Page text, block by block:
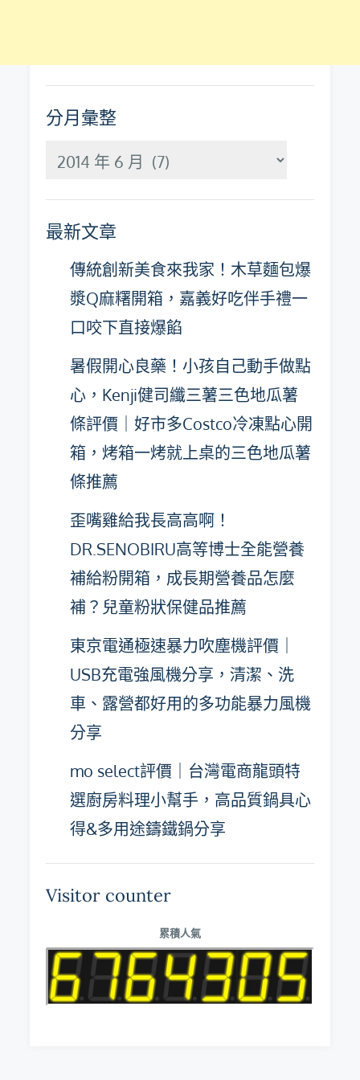
分月彙整
分
整
最新文章
傳統創新美食來我家！木草麵包爆
漿Q麻糬開箱，嘉義好吃伴手禮一
口咬下直接爆餡
暑假開心良藥！小孩自己動手做點
心，Kenji健司纖三薯三色地瓜薯
條評價｜好市多Costco冷凍點心開
箱，烤箱一烤就上桌的三色地瓜薯
條推薦
歪嘴雞給我長高高啊！
DR.SENOBIRU高等博士全能營養
補給粉開箱，成長期營養品怎麼
補？兒童粉狀保健品推薦
東京電通極速暴力吹塵機評價｜
USB充電強風機分享，清潔、洗
車、露營都好用的多功能暴力風機
分享
mo select評價｜台灣電商龍頭特
選廚房料理小幫手，高品質鍋具心
得&多用途鑄鐵鍋分享
Visitor counter
累積人氣